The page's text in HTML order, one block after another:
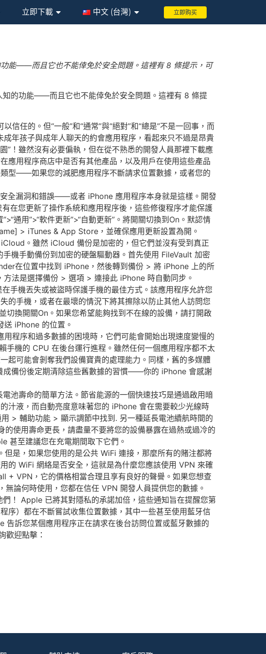
立即下載 中文 (台灣) 立即购买
能——而且它也不能倖免於安全問題。這裡有 8 條提示，可
知的功能——而且它也不能倖免於安全問題。這裡有 8 條提
任的。但“一般”和“通常”與“絕對”和“總是”不是一回事，而
年孩子與成年人聊天的約會應用程序，看起來只不過是昂貴
”！雖然沒有必要偏執，但在從不熟悉的開發人員那裡下載應
應用程序商店中是否有其他產品，以及用戶在使用這些產品
型——如果您的減肥應用程序不斷請求位置數據，或者您的
全漏洞和錯誤——或者 iPhone 應用程序本身就是這樣。開發
在您更新了操作系統和應用程序後，這些修復程序才能保護
通用”>“軟件更新”>“自動更新”。將開關切換到On。默認情
> iTunes & App Store，並確保應用更新設置為開。
。雖然 iCloud 備份是加密的，但它們並沒有受到真正
機手動備份到加密的硬盤驅動器。首先使用 FileVault 加密
在位置中找到 iPhone，然後轉到備份 > 將 iPhone 上的所
法是選擇備份 > 選項 > 連接此 iPhone 時自動同步。
手機丟失或被盜時保護手機的最佳方式。該應用程序允許您
的手機，或者在最壞的情況下將其擦除以防止其他人訪問您
切換開關On。如果您希望能夠找到不在線的設備，請打開啟
iPhone 的位置。
程序和過多數據的困境時，它們可能會開始出現速度變慢的
機的 CPU 在後台運行進程。雖然任何一個應用程序都不太
起可能會剝奪我們設備寶貴的處理能力。同樣，舊的多媒體
成備份後定期清除這些舊數據的習慣——你的 iPhone 會感謝
池壽命的簡單方法。節省能源的一個快速技巧是通過啟用暗
汁液，而自動亮度意味著您的 iPhone 會在需要較少光線時
> 輔助功能 > 顯示調節中找到. 另一種延長電池續航時間的
使用壽命更長，請盡量不要將您的設備暴露在過熱或過冷的
甚至建議您在充電期間取下它們。
是，如果您使用的是公共 WiFi 連接，那麼所有的賭注都將
的 WiFi 網絡是否安全，這就是為什麼您應該使用 VPN 來確
+ VPN，它的價格相當合理且享有良好的聲譽。如果您想查
論何時使用，您都在信任 VPN 開發人員提供您的數據。
！ Apple 已將其對隱私的承諾加倍，這些通知旨在提醒您第
序）都在不斷嘗試收集位置數據，其中一些甚至使用藍牙信
訴您某個應用程序正在請求在後台訪問位置或藍牙數據的
歡迎點擊：